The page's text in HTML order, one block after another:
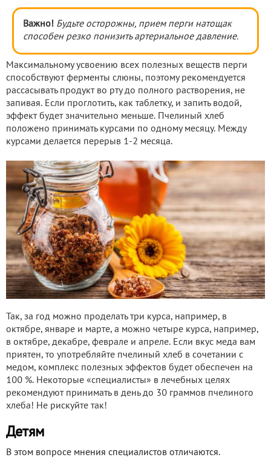
Важно! Будьте осторожны, прием перги натощак
способен резко понизить артериальное давление.
Максимальному усвоению всех полезных веществ перги
способствуют ферменты слюны, поэтому рекомендуется
рассасывать продукт во рту до полного растворения, не
запивая. Если проглотить, как таблетку, и запить водой,
эффект будет значительно меньше. Пчелиный хлеб
положено принимать курсами по одному месяцу. Между
курсами делается перерыв 1-2 месяца.
Так, за год можно проделать три курса, например, в
октябре, январе и марте, а можно четыре курса, например,
в октябре, декабре, феврале и апреле. Если вкус меда вам
приятен, то употребляйте пчелиный хлеб в сочетании с
медом, комплекс полезных эффектов будет обеспечен на
100 %. Некоторые «специалисты» в лечебных целях
рекомендуют принимать в день до 30 граммов пчелиного
хлеба! Не рискуйте так!
Детям
В этом вопросе мнения специалистов отличаются.